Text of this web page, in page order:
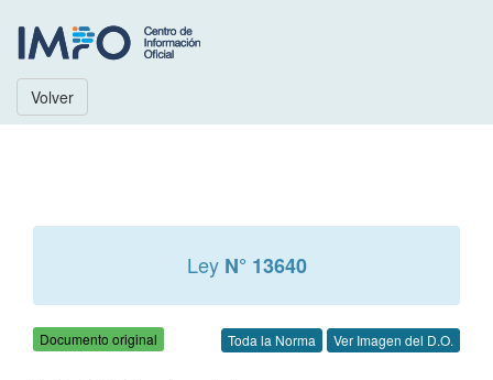
Volver
Ley N° 13640
Documento original Toda la Norma Ver Imagen del D.O.